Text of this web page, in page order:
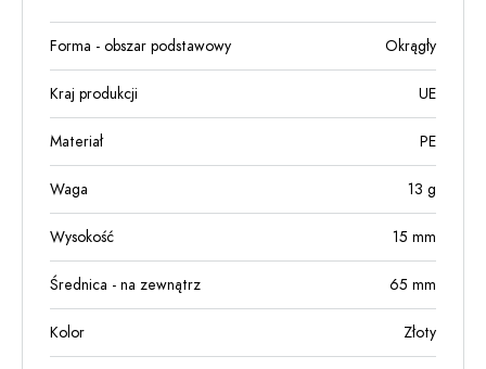
Forma - obszar podstawowy Okrągły
Kraj produkcji UE
Materiał PE
Waga 13 g
Wysokość 15 mm
Średnica - na zewnątrz 65 mm
Kolor Złoty